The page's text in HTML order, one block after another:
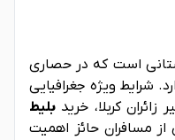
است که در حصاری
شرایط ویژه جغرافیایی
کربلا، خرید بلیط
از مسافران حائز اهمیت